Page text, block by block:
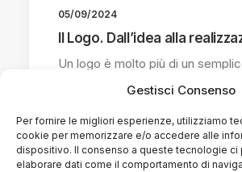
Gestisci Consenso
Per fornire le migliori esperienze, utilizziamo
cookie per memorizzare e/o accedere alle
dispositivo. Il consenso a queste tecnologie ci
elaborare dati come il comportamento di
05/09/2024
Il Logo. Dall’idea alla
Un logo è molto più di un
by livio